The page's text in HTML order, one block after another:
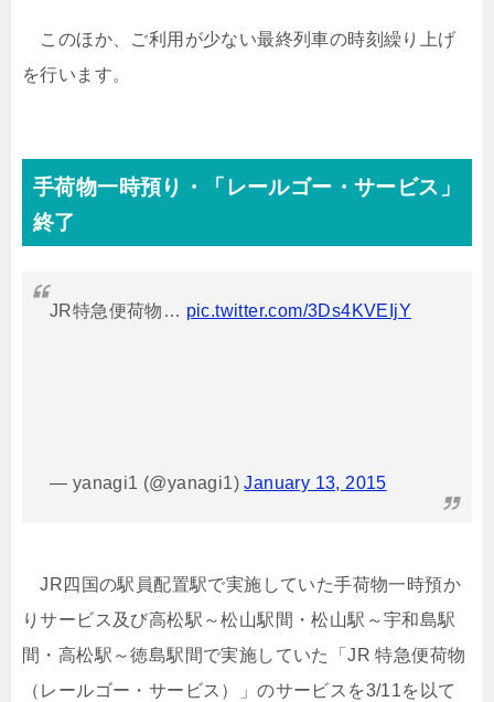
このほか、ご利用が少ない最終列車の時刻繰り上げ
を行います。
手荷物一時預り・「レールゴー・サービス」
終了
JR特急便荷物… pic.twitter.com/3Ds4KVEIjY
— yanagi1 (@yanagi1)January 13, 2015
JR四国の駅員配置駅で実施していた手荷物一時預か
りサービス及び高松駅～松山駅間・松山駅～宇和島駅
間・高松駅～徳島駅間で実施していた「JR 特急便荷物
（レールゴー・サービス）」のサービスを3/11を以て